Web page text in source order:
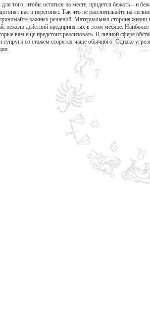
того, чтобы остаться на месте, придется бежать – и
вас и перегонят. Так что не рассчитывайте на
важных решений. Материальная сторона жизни
нежели действий предпринятых в этом месяце.
вам еще предстоит реализовать. В личной сфере
супруги со стажем ссорятся чаще обычного. Однако